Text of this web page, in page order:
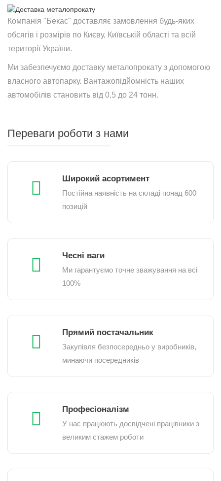
Компанія "Бекас" доставляє замовлення будь-яких
обсягів і розмірів по Києву, Київській області та всій
території України.
Ми забезпечуємо доставку металопрокату з допомогою
власного автопарку. Вантажопідйомність наших
автомобілів становить від 0,5 до 24 тонн.
Переваги роботи з нами
Широкий асортимент
Постійна наявність на складі понад 600
позицій
Чесні ваги
Ми гарантуємо точне зважування на всі
100%
Прямий постачальник
Закупівля безпосередньо у виробників,
минаючи посередників
Професіоналізм
У нас працюють досвідчені працівники з
великим стажем роботи